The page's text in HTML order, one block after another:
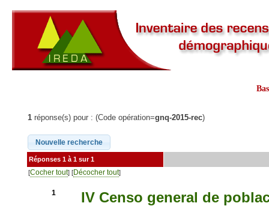
1 réponse(s) pour : (Code opération=gnq-2015-rec)
Réponses 1 à 1 sur 1
[Cocher tout] [Décocher tout]
1
IV Censo general de